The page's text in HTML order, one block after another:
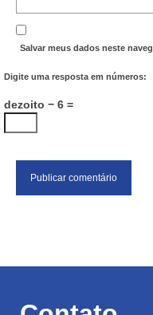
Salvar meus dados neste
Digite uma resposta em números:
dezoito − 6 =